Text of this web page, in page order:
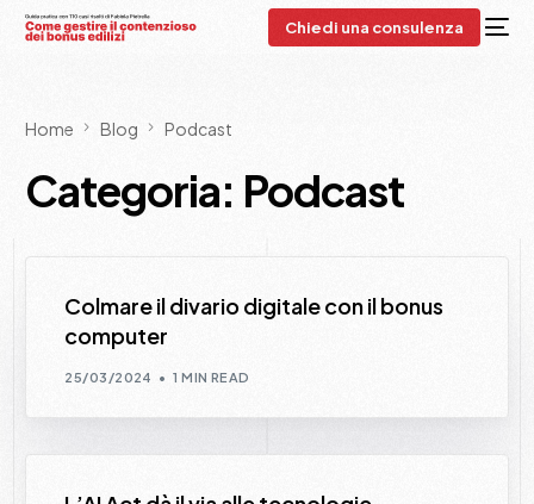
Chiedi una consulenza
Home Blog Podcast
Categoria: Podcast
Colmare il divario digitale con il bonus
computer
25/03/2024 1 MIN READ